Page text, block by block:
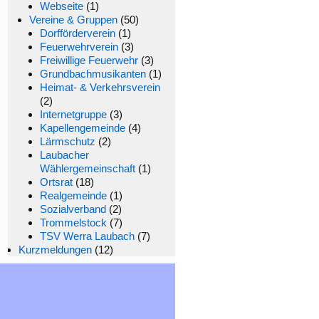
Webseite (1)
Vereine & Gruppen (50)
Dorfförderverein (1)
Feuerwehrverein (3)
Freiwillige Feuerwehr (3)
Grundbachmusikanten (1)
Heimat- & Verkehrsverein
(2)
Internetgruppe (3)
Kapellengemeinde (4)
Lärmschutz (2)
Laubacher
Wählergemeinschaft (1)
Ortsrat (18)
Realgemeinde (1)
Sozialverband (2)
Trommelstock (7)
TSV Werra Laubach (7)
Kurzmeldungen (12)